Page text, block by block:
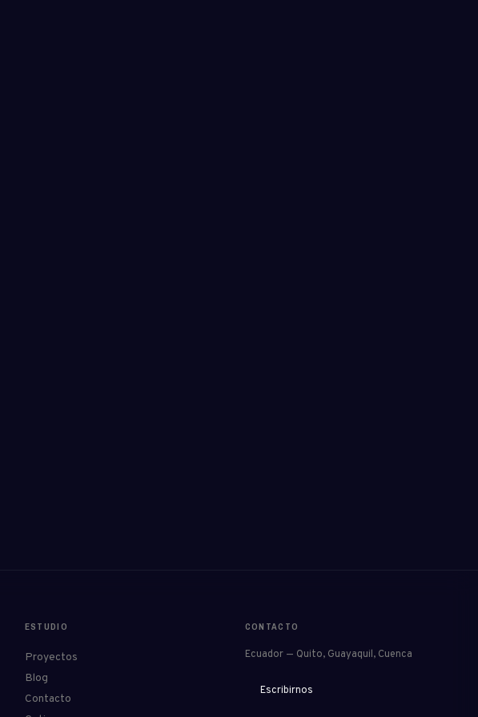
ESTUDIO
Proyectos
Blog
Contacto
CONTACTO
Ecuador — Quito, Guayaquil, Cuenca
Escribirnos